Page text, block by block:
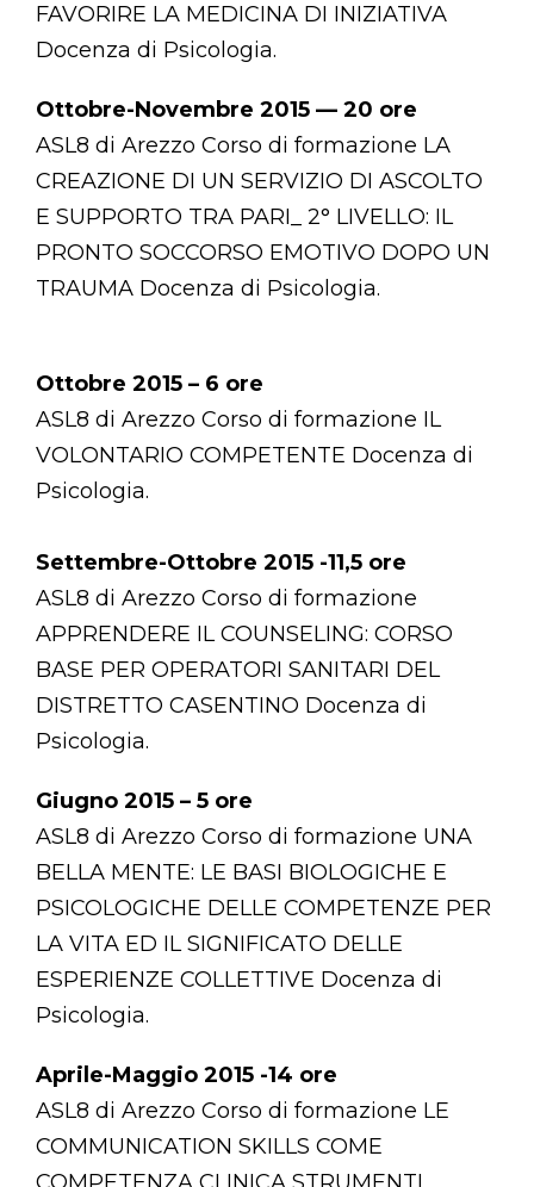
FAVORIRE LA MEDICINA DI INIZIATIVA
Docenza di Psicologia.
Ottobre-Novembre 2015 — 20 ore
ASL8 di Arezzo Corso di formazione LA
CREAZIONE DI UN SERVIZIO DI ASCOLTO
E SUPPORTO TRA PARI_ 2° LIVELLO: IL
PRONTO SOCCORSO EMOTIVO DOPO UN
TRAUMA Docenza di Psicologia.
Ottobre 2015 – 6 ore
ASL8 di Arezzo Corso di formazione IL
VOLONTARIO COMPETENTE Docenza di
Psicologia.
Settembre-Ottobre 2015 -11,5 ore
ASL8 di Arezzo Corso di formazione
APPRENDERE IL COUNSELING: CORSO
BASE PER OPERATORI SANITARI DEL
DISTRETTO CASENTINO Docenza di
Psicologia.
Giugno 2015 – 5 ore
ASL8 di Arezzo Corso di formazione UNA
BELLA MENTE: LE BASI BIOLOGICHE E
PSICOLOGICHE DELLE COMPETENZE PER
LA VITA ED IL SIGNIFICATO DELLE
ESPERIENZE COLLETTIVE Docenza di
Psicologia.
Aprile-Maggio 2015 -14 ore
ASL8 di Arezzo Corso di formazione LE
COMMUNICATION SKILLS COME